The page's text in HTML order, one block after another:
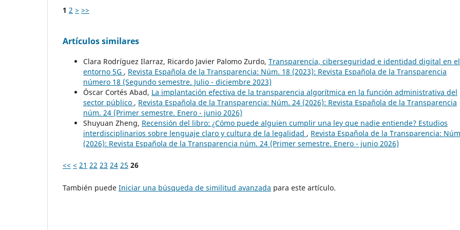
1 2 > >>
Artículos similares
Clara Rodríguez Ilarraz, Ricardo Javier Palomo Zurdo, Transparencia, ciberseguridad e identidad digital en el
entorno 5G , Revista Española de la Transparencia: Núm. 18 (2023): Revista Española de la Transparencia
número 18 (Segundo semestre. Julio - diciembre 2023)
Óscar Cortés Abad, La implantación efectiva de la transparencia algorítmica en la función administrativa del
sector público , Revista Española de la Transparencia: Núm. 24 (2026): Revista Española de la Transparencia
núm. 24 (Primer semestre. Enero - junio 2026)
Shuyuan Zheng, Recensión del libro: ¿Cómo puede alguien cumplir una ley que nadie entiende? Estudios
interdisciplinarios sobre lenguaje claro y cultura de la legalidad , Revista Española de la Transparencia:
(2026): Revista Española de la Transparencia núm. 24 (Primer semestre. Enero - junio 2026)
<< < 21 22 23 24 25 26
También puede Iniciar una búsqueda de similitud avanzada para este artículo.